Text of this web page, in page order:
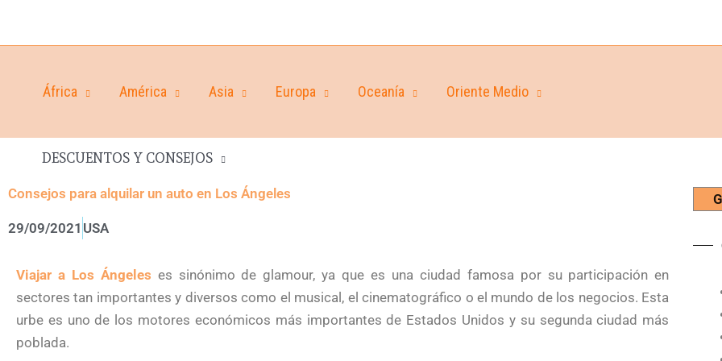
África América Asia Europa Oceanía Oriente Medio
DESCUENTOS Y CONSEJOS
Consejos para alquilar un auto en Los Ángeles
29/09/2021 USA
Viajar a Los Ángeles es sinónimo de glamour, ya que es una ciudad famosa por su participación en
sectores tan importantes y diversos como el musical, el cinematográfico o el mundo de los negocios. Esta
urbe es uno de los motores económicos más importantes de Estados Unidos y su segunda ciudad más
poblada.